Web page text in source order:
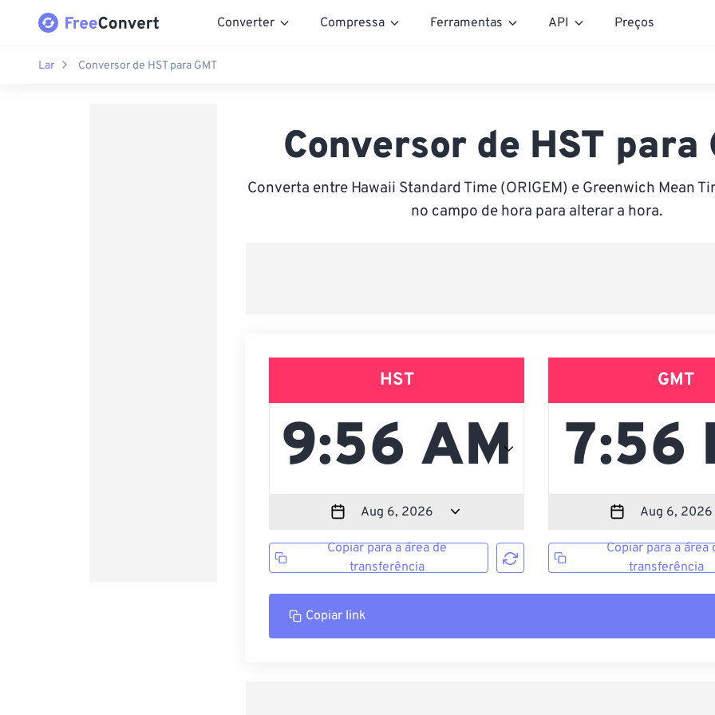
Converter Compressa Ferramentas API Preços
Lar Conversor de HST para GMT
Conversor de HST para
Converta entre Hawaii Standard Time (ORIGEM) e Greenwich Mean
no campo de hora para alterar a hora.
HST
Copiar para a área de
transferência
GMT
Copiar para a área
transferência
Copiar link